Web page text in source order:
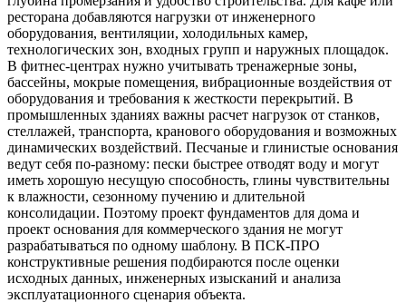
ресторана добавляются нагрузки от инженерного
оборудования, вентиляции, холодильных камер,
технологических зон, входных групп и наружных площадок.
В фитнес-центрах нужно учитывать тренажерные зоны,
бассейны, мокрые помещения, вибрационные воздействия от
оборудования и требования к жесткости перекрытий. В
промышленных зданиях важны расчет нагрузок от станков,
стеллажей, транспорта, кранового оборудования и возможных
динамических воздействий. Песчаные и глинистые основания
ведут себя по-разному: пески быстрее отводят воду и могут
иметь хорошую несущую способность, глины чувствительны
к влажности, сезонному пучению и длительной
консолидации. Поэтому проект фундаментов для дома и
проект основания для коммерческого здания не могут
разрабатываться по одному шаблону. В ПСК-ПРО
конструктивные решения подбираются после оценки
исходных данных, инженерных изысканий и анализа
эксплуатационного сценария объекта.